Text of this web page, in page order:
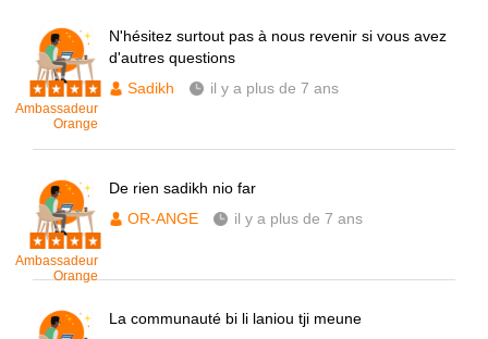
Ambassadeur
Orange
N'hésitez surtout pas à nous revenir si vous avez
d'autres questions
Sadikh
il y a plus de 7 ans
Ambassadeur
Orange
De rien sadikh nio far
OR-ANGE
il y a plus de 7 ans
La communauté bi li laniou tji meune